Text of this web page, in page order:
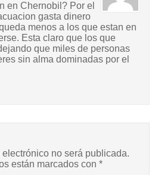
en Chernobil? Por el
gasta dinero
menos a los que estan en
Esta claro que los que
que miles de personas
sin alma dominadas por el
no será publicada.
están marcados con *